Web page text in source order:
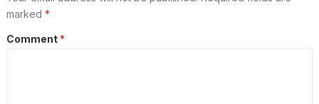
marked *
Comment *